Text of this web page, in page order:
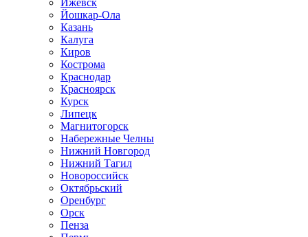
Ижевск
Йошкар-Ола
Казань
Калуга
Киров
Кострома
Краснодар
Красноярск
Курск
Липецк
Магнитогорск
Набережные Челны
Нижний Новгород
Нижний Тагил
Новороссийск
Октябрьский
Оренбург
Орск
Пенза